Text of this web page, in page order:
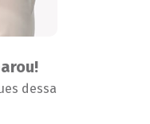
dessa